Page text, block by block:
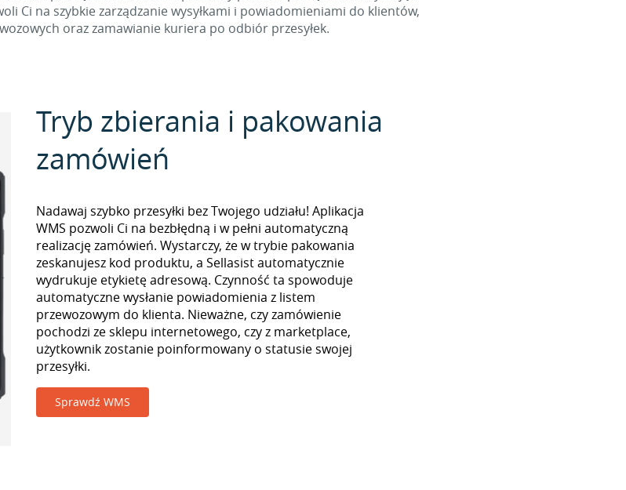
Ci na szybkie zarządzanie wysyłkami i powiadomieniami do klientów,
oraz zamawianie kuriera po odbiór przesyłek.
Tryb zbierania i pakowania
zamówień
Nadawaj szybko przesyłki bez Twojego udziału! Aplikacja
WMS pozwoli Ci na bezbłędną i w pełni automatyczną
realizację zamówień. Wystarczy, że w trybie pakowania
zeskanujesz kod produktu, a Sellasist automatycznie
wydrukuje etykietę adresową. Czynność ta spowoduje
automatyczne wysłanie powiadomienia z listem
przewozowym do klienta. Nieważne, czy zamówienie
pochodzi ze sklepu internetowego, czy z marketplace,
użytkownik zostanie poinformowany o statusie swojej
przesyłki.
Sprawdź WMS